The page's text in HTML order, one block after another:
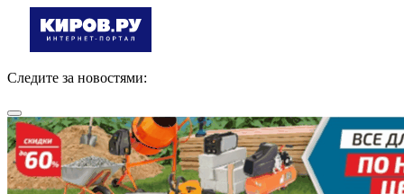
Следите за новостями: